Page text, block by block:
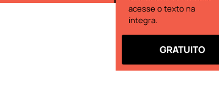
acesse o texto na
íntegra.
GRATUITO